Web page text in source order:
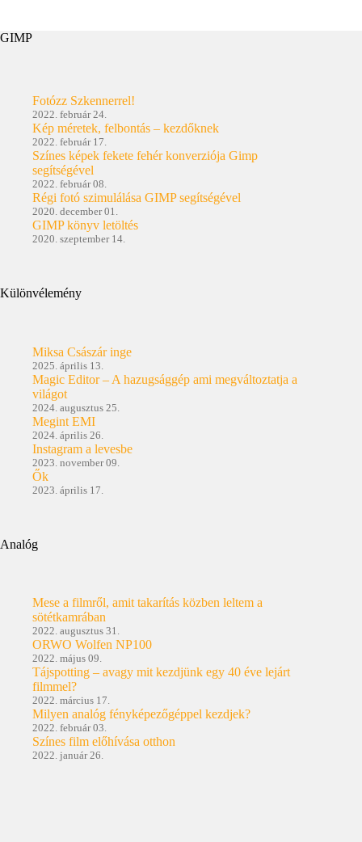
GIMP
Fotózz Szkennerrel!
2022. február 24.
Kép méretek, felbontás – kezdőknek
2022. február 17.
Színes képek fekete fehér konverziója Gimp
segítségével
2022. február 08.
Régi fotó szimulálása GIMP segítségével
2020. december 01.
GIMP könyv letöltés
2020. szeptember 14.
Különvélemény
Miksa Császár inge
2025. április 13.
Magic Editor – A hazugsággép ami megváltoztatja a
világot
2024. augusztus 25.
Megint EMI
2024. április 26.
Instagram a levesbe
2023. november 09.
Ők
2023. április 17.
Analóg
Mese a filmről, amit takarítás közben leltem a
sötétkamrában
2022. augusztus 31.
ORWO Wolfen NP100
2022. május 09.
Tájspotting – avagy mit kezdjünk egy 40 éve lejárt
filmmel?
2022. március 17.
Milyen analóg fényképezőgéppel kezdjek?
2022. február 03.
Színes film előhívása otthon
2022. január 26.